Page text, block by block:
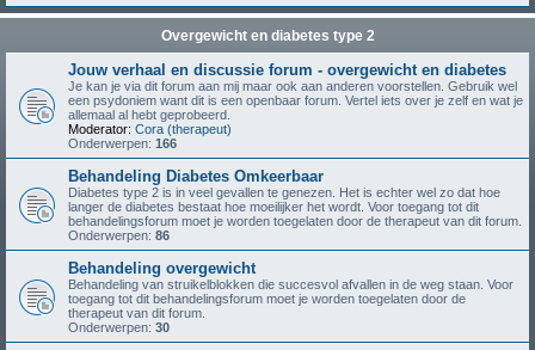
Overgewicht en diabetes type 2
Jouw verhaal en discussie forum - overgewicht en diabetes
Je kan je via dit forum aan mij maar ook aan anderen voorstellen. Gebruik wel
een psydoniem want dit is een openbaar forum. Vertel iets over je zelf en wat je
allemaal al hebt geprobeerd.
Moderator: Cora (therapeut)
Onderwerpen: 166
Behandeling Diabetes Omkeerbaar
Diabetes type 2 is in veel gevallen te genezen. Het is echter wel zo dat hoe
langer de diabetes bestaat hoe moeilijker het wordt. Voor toegang tot dit
behandelingsforum moet je worden toegelaten door de therapeut van dit forum.
Onderwerpen: 86
Behandeling overgewicht
Behandeling van struikelblokken die succesvol afvallen in de weg staan. Voor
toegang tot dit behandelingsforum moet je worden toegelaten door de
therapeut van dit forum.
Onderwerpen: 30